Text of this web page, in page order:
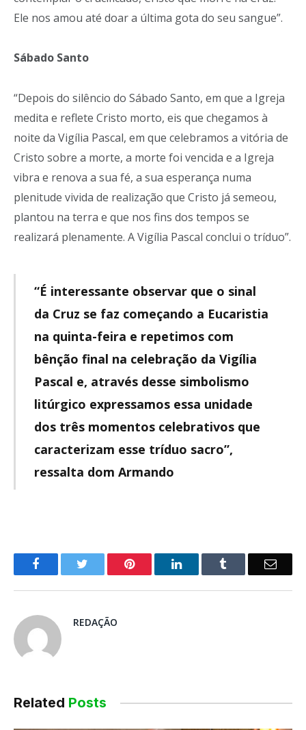
Ele nos amou até doar a última gota do seu sangue”.
Sábado Santo
“Depois do silêncio do Sábado Santo, em que a Igreja
medita e reflete Cristo morto, eis que chegamos à
noite da Vigília Pascal, em que celebramos a vitória de
Cristo sobre a morte, a morte foi vencida e a Igreja
vibra e renova a sua fé, a sua esperança numa
plenitude vivida de realização que Cristo já semeou,
plantou na terra e que nos fins dos tempos se
realizará plenamente. A Vigília Pascal conclui o tríduo”.
“É interessante observar que o sinal
da Cruz se faz começando a Eucaristia
na quinta-feira e repetimos com
bênção final na celebração da Vigília
Pascal e, através desse simbolismo
litúrgico expressamos essa unidade
dos três momentos celebrativos que
caracterizam esse tríduo sacro”,
ressalta dom Armando
o
Pinterest LinkedIn
E-
REDAÇÃO
Related Posts